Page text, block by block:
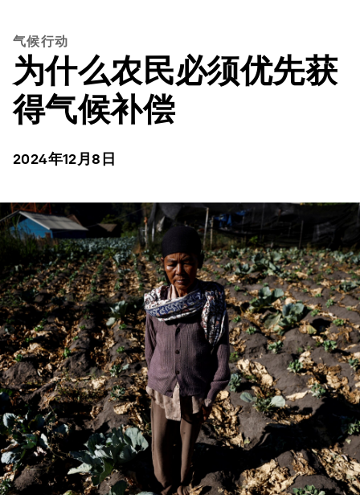
气候行动
为什么农民必须优先获
得气候补偿
2024年12月8日